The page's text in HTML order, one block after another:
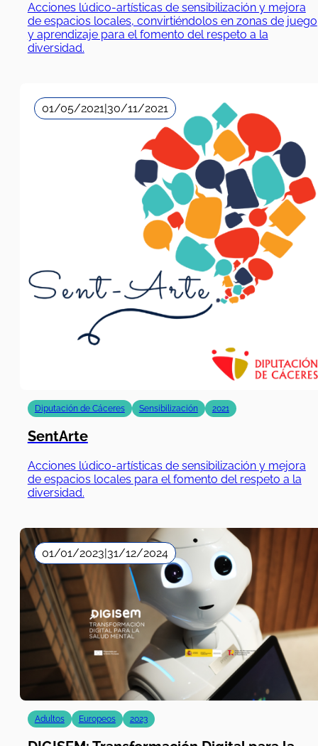
Acciones lúdico-artísticas de sensibilización y mejora
de espacios locales, convirtiéndolos en zonas de juego
y aprendizaje para el fomento del respeto a la
diversidad.
01/05/2021|30/11/2021
Diputación de Cáceres Sensibilización 2021
SentArte
Acciones lúdico-artísticas de sensibilización y mejora
de espacios locales para el fomento del respeto a la
diversidad.
01/01/2023|31/12/2024
Adultos Europeos 2023